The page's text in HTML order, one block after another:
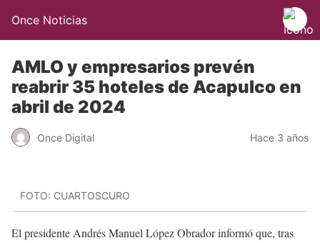
Once Noticias
AMLO y empresarios prevén
reabrir 35 hoteles de Acapulco en
abril de 2024
Once Digital Hace 3 años
FOTO: CUARTOSCURO
El presidente Andrés Manuel López Obrador informó que, tras